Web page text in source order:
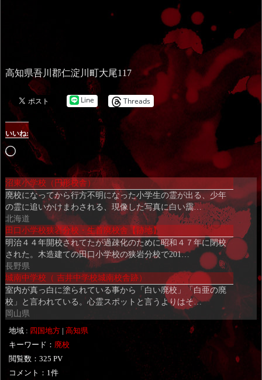
高知県吾川郡仁淀川町大尾117
Line Threads
いいね:
読
み
込
み
中…
沼東小学校（円形校舎）
廃校になってから行方不明になった小学生の霊が出る、少年
の霊に追いかけまわされる、現像した写真に白い靄…
北海道
田口小学校狭岩分校・生首廃校舎【跡地】
明治４４年開校されてたが過疎化のために昭和４７年に閉校
された。木造建ての田口小学校の狭岩分校で201…
長野県
城南中学校（ 吉井中学校城南校舎跡）
室内が真っ白に塗られている事から「白い廃校」「白亜の廃
校」と言われている。心霊スポットと言うよりはそ…
岡山県
地域 : 四国地方 |高知県
キーワード： 廃校
閲覧数：325 PV
コメント：1件